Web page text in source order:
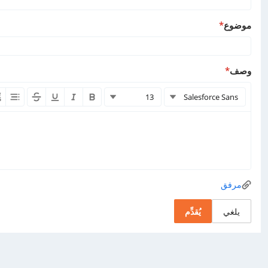
موضوع*
وصف*
Salesforce Sans
13 عريضمائل تسطيريتوسطه
Attachment
مرفق
يلغي يُقدِّم